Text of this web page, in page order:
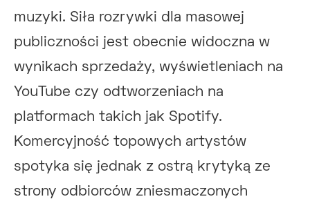
muzyki. Siła rozrywki dla masowej
publiczności jest obecnie widoczna w
wynikach sprzedaży, wyświetleniach na
YouTube czy odtworzeniach na
platformach takich jak Spotify.
Komercyjność topowych artystów
spotyka się jednak z ostrą krytyką ze
strony odbiorców zniesmaczonych